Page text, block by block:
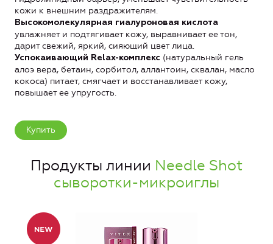
кожи к внешним раздражителям.
Высокомолекулярная гиалуроновая кислота
увлажняет и подтягивает кожу, выравнивает ее тон,
дарит свежий, яркий, сияющий цвет лица.
Успокаивающий Relax-комплекс (натуральный гель
алоэ вера, бетаин, сорбитол, аллантоин, сквалан, масло
кокоса) питает, смягчает и восстанавливает кожу,
повышает ее упругость.
Купить
Продукты линии Needle Shot
сыворотки-микроиглы